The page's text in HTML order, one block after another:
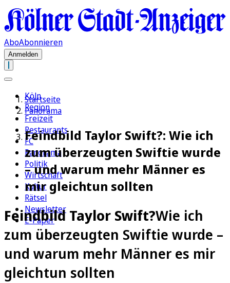
AboAbonnieren
Anmelden
Köln
Region
Freizeit
Restaurants
FC
Panorama
Politik
Wirtschaft
Kultur
Rätsel
Newsletter
E-Paper
Startseite
Panorama
Feindbild Taylor Swift?: Wie ich
zum überzeugten Swiftie wurde
– und warum mehr Männer es
mir gleichtun sollten
Feindbild Taylor Swift?Wie ich
zum überzeugten Swiftie wurde –
und warum mehr Männer es mir
gleichtun sollten